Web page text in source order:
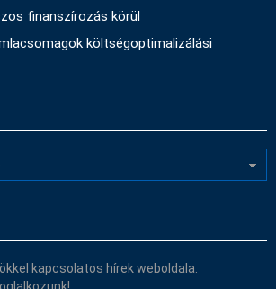
finanszírozás körül
költségoptimalizálási
kapcsolatos hírek weboldala.